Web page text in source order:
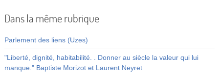
Dans la même rubrique
Parlement des liens (Uzes)
"Liberté, dignité, habitabilité. . Donner au siècle la valeur qui lui
manque." Baptiste Morizot et Laurent Neyret